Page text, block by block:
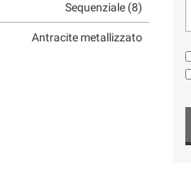
Sequenziale (8)
Antracite metallizzato